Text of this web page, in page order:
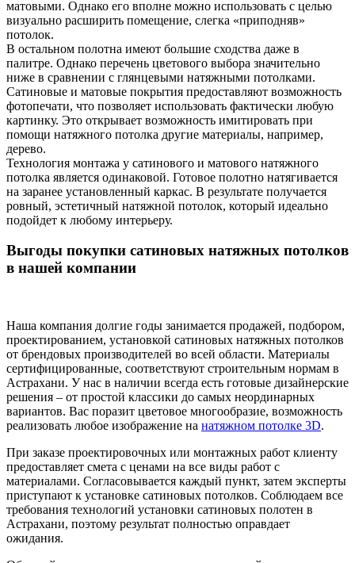
матовыми. Однако его вполне можно использовать с целью
визуально расширить помещение, слегка «приподняв»
потолок.
В остальном полотна имеют большие сходства даже в
палитре. Однако перечень цветового выбора значительно
ниже в сравнении с глянцевыми натяжными потолками.
Сатиновые и матовые покрытия предоставляют возможность
фотопечати, что позволяет использовать фактически любую
картинку. Это открывает возможность имитировать при
помощи натяжного потолка другие материалы, например,
дерево.
Технология монтажа у сатинового и матового натяжного
потолка является одинаковой. Готовое полотно натягивается
на заранее установленный каркас. В результате получается
ровный, эстетичный натяжной потолок, который идеально
подойдет к любому интерьеру.
Выгоды покупки сатиновых натяжных потолков
в нашей компании
Наша компания долгие годы занимается продажей, подбором,
проектированием, установкой сатиновых натяжных потолков
от брендовых производителей во всей области. Материалы
сертифицированные, соответствуют строительным нормам в
Астрахани. У нас в наличии всегда есть готовые дизайнерские
решения – от простой классики до самых неординарных
вариантов. Вас поразит цветовое многообразие, возможность
реализовать любое изображение на натяжном потолке 3D.
При заказе проектировочных или монтажных работ клиенту
предоставляет смета с ценами на все виды работ с
материалами. Согласовывается каждый пункт, затем эксперты
приступают к установке сатиновых потолков. Соблюдаем все
требования технологий установки сатиновых полотен в
Астрахани, поэтому результат полностью оправдает
ожидания.